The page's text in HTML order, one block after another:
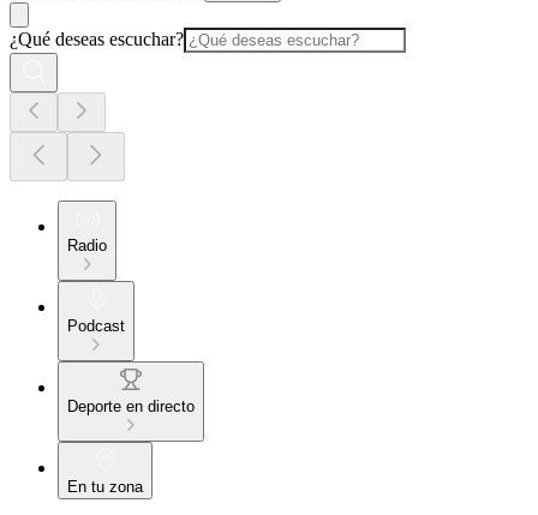
¿Qué deseas escuchar?
Radio
Podcast
Deporte en directo
En tu zona